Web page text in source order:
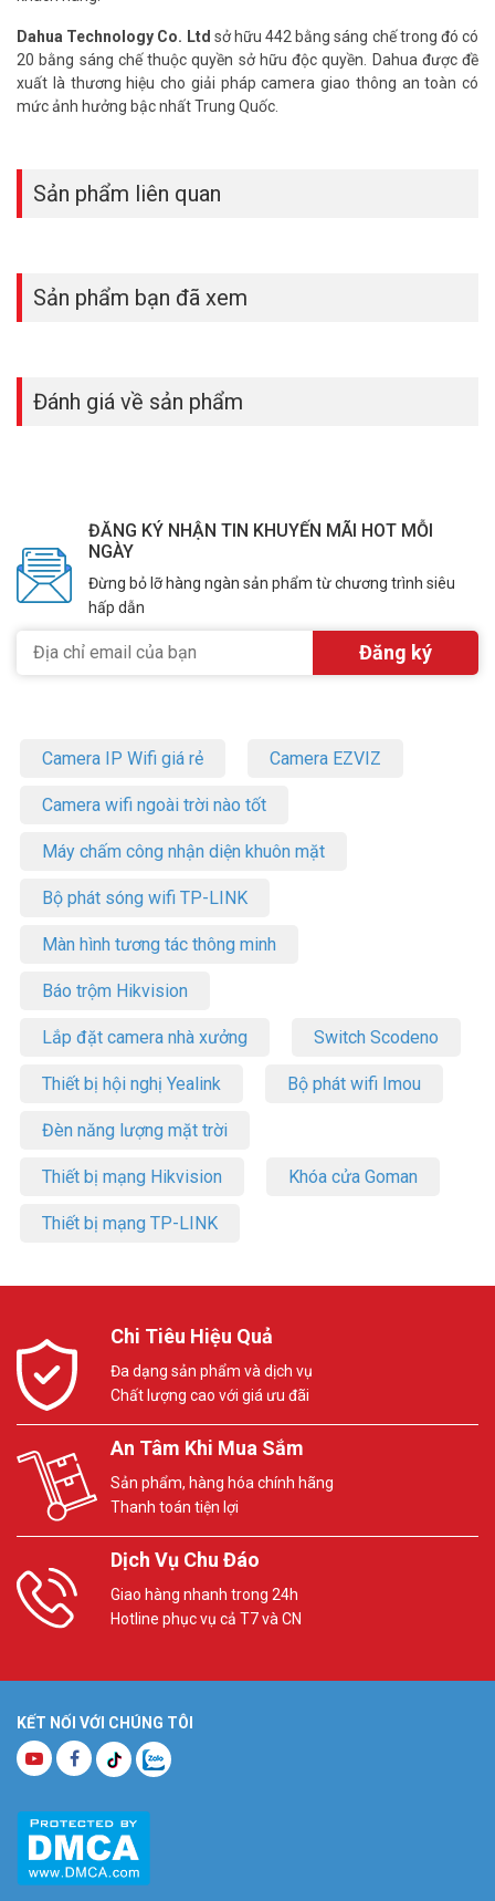
Dahua Technology Co. Ltd sở hữu 442 bằng sáng chế trong đó có
20 bằng sáng chế thuộc quyền sở hữu độc quyền. Dahua được đề
xuất là thương hiệu cho giải pháp camera giao thông an toàn có
mức ảnh hưởng bậc nhất Trung Quốc.
Sản phẩm liên quan
Sản phẩm bạn đã xem
Đánh giá về sản phẩm
ĐĂNG KÝ NHẬN TIN KHUYẾN MÃI HOT MỖI
NGÀY
Đừng bỏ lỡ hàng ngàn sản phẩm từ chương trình siêu
hấp dẫn
Camera IP Wifi giá rẻ Camera EZVIZ
Camera wifi ngoài trời nào tốt
Máy chấm công nhận diện khuôn mặt
Bộ phát sóng wifi TP-LINK
Màn hình tương tác thông minh
Báo trộm Hikvision
Lắp đặt camera nhà xưởng Switch Scodeno
Thiết bị hội nghị Yealink Bộ phát wifi Imou
Đèn năng lượng mặt trời
Thiết bị mạng Hikvision Khóa cửa Goman
Thiết bị mạng TP-LINK
Chi Tiêu Hiệu Quả
Đa dạng sản phẩm và dịch vụ
Chất lượng cao với giá ưu đãi
An Tâm Khi Mua Sắm
Sản phẩm, hàng hóa chính hãng
Thanh toán tiện lợi
Dịch Vụ Chu Đáo
Giao hàng nhanh trong 24h
Hotline phục vụ cả T7 và CN
KẾT NỐI VỚI CHÚNG TÔI